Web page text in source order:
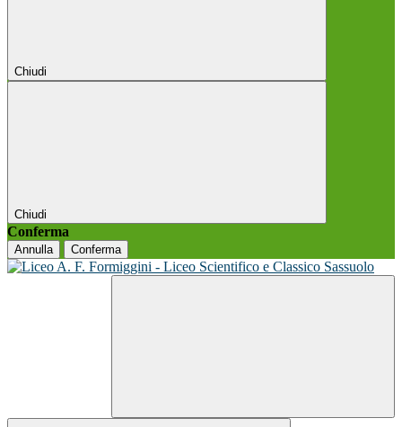
Chiudi
Chiudi
Conferma
Annulla Conferma